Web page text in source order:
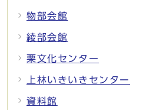
物部会館
綾部会館
栗文化センター
上林いきいきセンター
資料館